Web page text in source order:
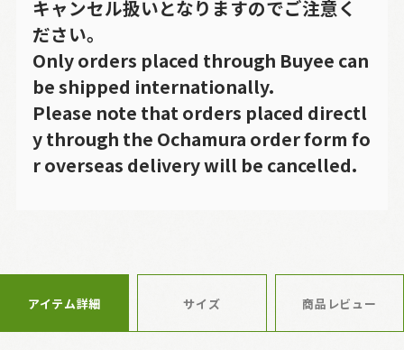
キャンセル扱いとなりますのでご注意く
ださい。
Only orders placed through Buyee can
be shipped internationally.
Please note that orders placed directl
y through the Ochamura order form fo
r overseas delivery will be cancelled.
アイテム詳細 サイズ 商品レビュー